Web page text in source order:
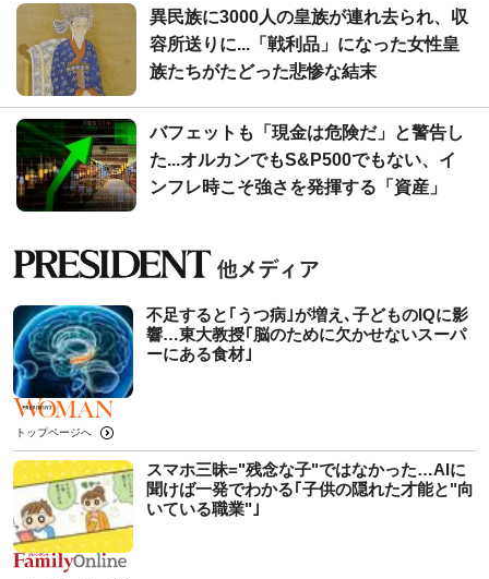
異民族に3000人の皇族が連れ去られ、収
容所送りに...「戦利品」になった女性皇
族たちがたどった悲惨な結末
バフェットも「現金は危険だ」と警告し
た...オルカンでもS&P500でもない、イ
ンフレ時こそ強さを発揮する「資産」
不足すると｢うつ病｣が増え､子どものIQに影
響…東大教授｢脳のために欠かせないスーパ
ーにある食材｣
トップページへ
スマホ三昧="残念な子"ではなかった…AIに
聞けば一発でわかる｢子供の隠れた才能と"向
いている職業"｣